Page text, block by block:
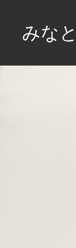
ツ
みな
来